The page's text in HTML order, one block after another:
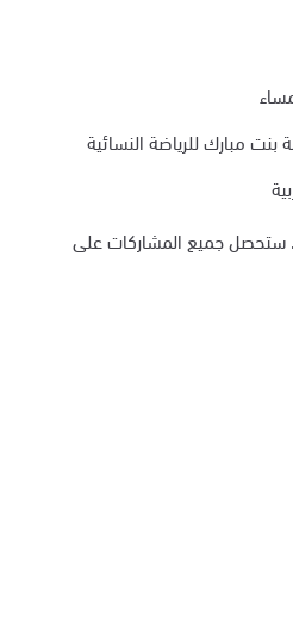
بنت مبارك للرياضة النسائية
ستحصل جميع المشاركات على